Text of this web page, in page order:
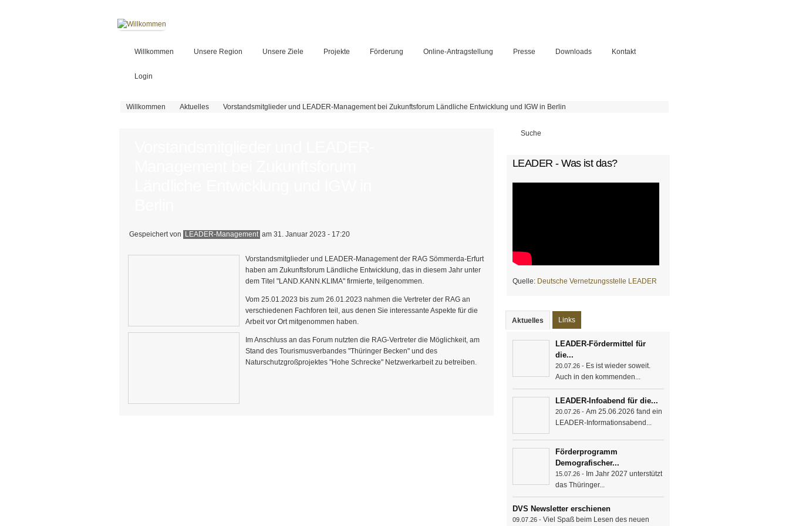
Willkommen Unsere Region Unsere Ziele Projekte Förderung Online-Antragstellung Presse Downloads Kontakt
Login
Sie sind hier
Willkommen Aktuelles Vorstandsmitglieder und LEADER-Management bei Zukunftsforum Ländliche Entwicklung und IGW in Berlin
Suchformular
LEADER - Was ist das?
Quelle: Deutsche Vernetzungsstelle LEADER
Aktuelles (active tab)
Links
LEADER-Fördermittel für
die...
20.07.26 - Es ist wieder soweit.
Auch in den kommenden...
LEADER-Infoabend für die...
20.07.26 - Am 25.06.2026 fand ein
LEADER-Informationsabend...
Förderprogramm
Demografischer...
15.07.26 - Im Jahr 2027 unterstützt
das Thüringer...
DVS Newsletter erschienen
09.07.26 - Viel Spaß beim Lesen des neuen
Gespeichert von LEADER-Management am 31. Januar 2023 - 17:20
Vorstandsmitglieder und LEADER-Management der RAG Sömmerda-Erfurt
haben am Zukunftsforum Ländliche Entwicklung, das in diesem Jahr unter
dem Titel "LAND.KANN.KLIMA" firmierte, teilgenommen.
Vom 25.01.2023 bis zum 26.01.2023 nahmen die Vertreter der RAG an
verschiedenen Fachforen teil, aus denen Sie interessante Aspekte für die
Arbeit vor Ort mitgenommen haben.
Im Anschluss an das Forum nutzten die RAG-Vertreter die Möglichkeit, am
Stand des Tourismusverbandes "Thüringer Becken" und des
Naturschutzgroßprojektes "Hohe Schrecke" Netzwerkarbeit zu betreiben.